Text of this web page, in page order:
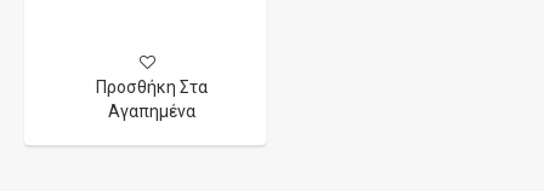
Προσθήκη Στα
Αγαπημένα